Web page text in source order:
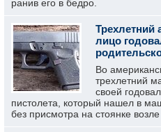
ранив его в бедро.
Трехлетний
лицо
Во
трехлетний
своей
пистолета, который нашел в
без присмотра на стоянке возле